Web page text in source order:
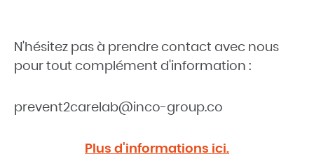
N'hésitez pas à prendre contact avec nous
pour tout complément d'information :
prevent2carelab@inco-group.co
Plus d'informations ici.